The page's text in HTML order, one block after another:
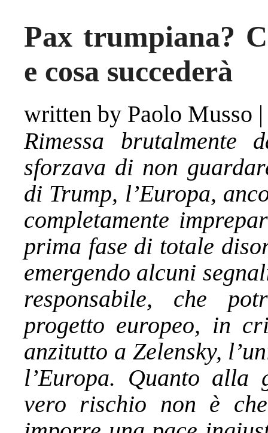
Pax trumpiana?
e cosa succederà
written by Paolo Musso
Rimessa
sforzava di non
di Trump, l’Europa,
completamente
prima fase di totale
emergendo alcuni
responsabile, che
progetto europeo, in
anzitutto a Zelensky,
l’Europa. Quanto
vero rischio non è